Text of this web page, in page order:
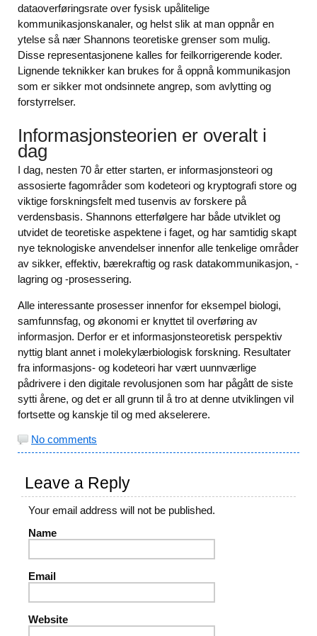
dataoverføringsrate over fysisk upålitelige
kommunikasjonskanaler, og helst slik at man oppnår en
ytelse så nær Shannons teoretiske grenser som mulig.
Disse representasjonene kalles for feilkorrigerende koder.
Lignende teknikker kan brukes for å oppnå kommunikasjon
som er sikker mot ondsinnete angrep, som avlytting og
forstyrrelser.
Informasjonsteorien er overalt i
dag
I dag, nesten 70 år etter starten, er informasjonsteori og
assosierte fagområder som kodeteori og kryptografi store og
viktige forskningsfelt med tusenvis av forskere på
verdensbasis. Shannons etterfølgere har både utviklet og
utvidet de teoretiske aspektene i faget, og har samtidig skapt
nye teknologiske anvendelser innenfor alle tenkelige områder
av sikker, effektiv, bærekraftig og rask datakommunikasjon, -
lagring og -prosessering.
Alle interessante prosesser innenfor for eksempel biologi,
samfunnsfag, og økonomi er knyttet til overføring av
informasjon. Derfor er et informasjonsteoretisk perspektiv
nyttig blant annet i molekylærbiologisk forskning. Resultater
fra informasjons- og kodeteori har vært uunnværlige
pådrivere i den digitale revolusjonen som har pågått de siste
sytti årene, og det er all grunn til å tro at denne utviklingen vil
fortsette og kanskje til og med akselerere.
No comments
Leave a Reply
Your email address will not be published.
Name
Email
Website